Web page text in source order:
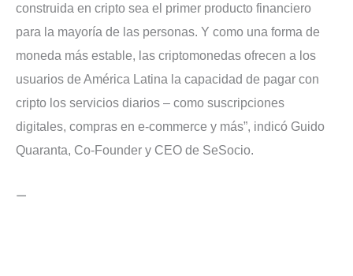
construida en cripto sea el primer producto financiero
para la mayoría de las personas. Y como una forma de
moneda más estable, las criptomonedas ofrecen a los
usuarios de América Latina la capacidad de pagar con
cripto los servicios diarios – como suscripciones
digitales, compras en e-commerce y más”, indicó Guido
Quaranta, Co-Founder y CEO de SeSocio.
—